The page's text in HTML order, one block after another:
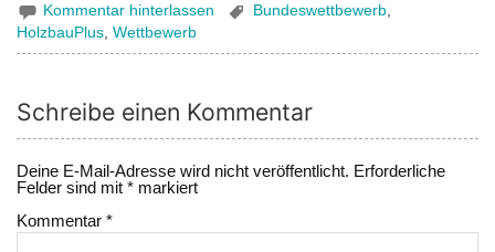
Kommentar hinterlassen Bundeswettbewerb
HolzbauPlus,Wettbewerb
Schreibe einen Kommentar
Deine E-Mail-Adresse wird nicht veröffentlicht. Erforderliche
Felder sind mit* markiert
Kommentar*